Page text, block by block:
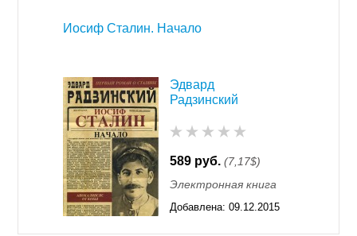
Иосиф Сталин. Начало
Эдвард
Радзинский
589 руб. (7,17$)
Электронная книга
Добавлена: 09.12.2015